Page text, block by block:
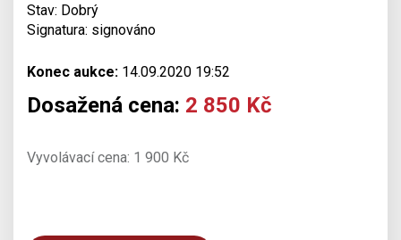
Stav: Dobrý
Signatura: signováno
Konec aukce: 14.09.2020 19:52
Dosažená cena: 2 850 Kč
Vyvolávací cena: 1 900 Kč